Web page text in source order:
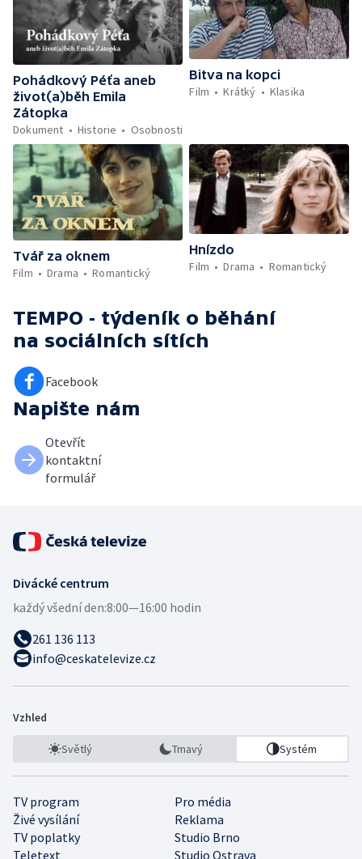
Pohádkový Péťa aneb
život(a)běh Emila
Zátopka
Dokument
Historie Osobnosti
Bitva na kopci
Film
Krátký Klasika
Tvář za oknem
Film
Drama Romantický
Hnízdo
Film
Drama Romantický
TEMPO - týdeník o běhání
na sociálních sítích
Facebook
Napište nám
Otevřít
kontaktní
formulář
Divácké centrum
každý všední den:8:00—16:00 hodin
261 136 113
info@ceskatelevize.cz
Vzhled
Světlý Tmavý Systém
TV program
Pro média
Živé vysílání
Reklama
TV poplatky
Studio Brno
Teletext
Studio Ostrava